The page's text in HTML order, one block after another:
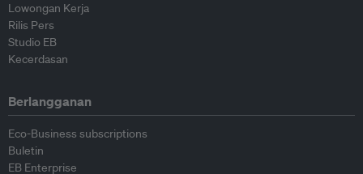
Lowongan Kerja
Rilis Pers
Studio EB
Kecerdasan
Berlangganan
Eco-Business subscriptions
Buletin
EB Enterprise